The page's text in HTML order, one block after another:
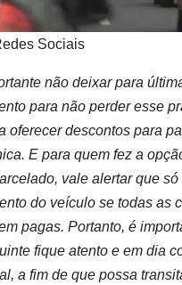
Sociais
não deixar para
para não perder esse
oferecer descontos para
E para quem fez a
vale alertar que
do veículo se todas as
pagas. Portanto, é
fique atento e em dia
a fim de que possa